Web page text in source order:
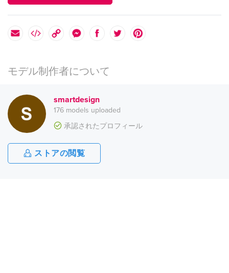
モデル制作者について
smartdesign
176 models uploaded
承認されたプロフィール
ストアの閲覧